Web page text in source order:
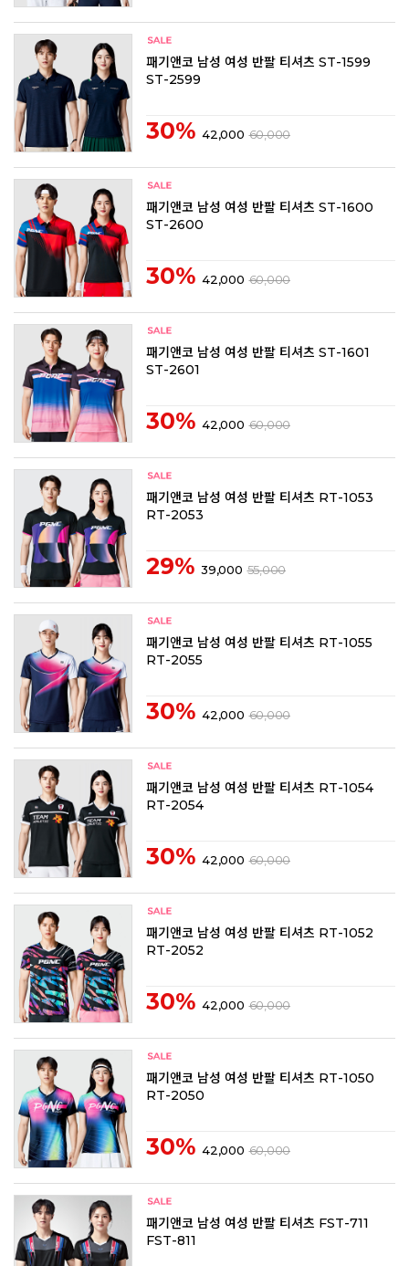
패기앤코 남성 여성 반팔 티셔츠 ST-1599
ST-2599
30% 42,000 60,000
패기앤코 남성 여성 반팔 티셔츠 ST-1600
ST-2600
30% 42,000 60,000
패기앤코 남성 여성 반팔 티셔츠 ST-1601
ST-2601
30% 42,000 60,000
패기앤코 남성 여성 반팔 티셔츠 RT-1053
RT-2053
29% 39,000 55,000
패기앤코 남성 여성 반팔 티셔츠 RT-1055
RT-2055
30% 42,000 60,000
패기앤코 남성 여성 반팔 티셔츠 RT-1054
RT-2054
30% 42,000 60,000
패기앤코 남성 여성 반팔 티셔츠 RT-1052
RT-2052
30% 42,000 60,000
패기앤코 남성 여성 반팔 티셔츠 RT-1050
RT-2050
30% 42,000 60,000
패기앤코 남성 여성 반팔 티셔츠 FST-711
FST-811